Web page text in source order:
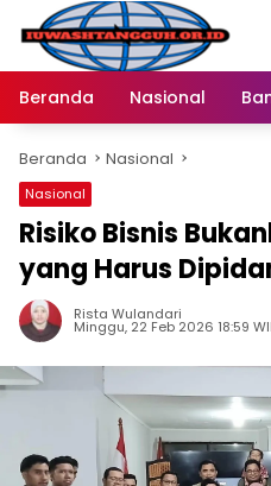
Langsung
konten
Beranda
Nasional
Beranda Nasional
Nasional
Risiko Bisnis
yang Harus
Rista Wulandari
Minggu, 22 Feb 2026 18:59